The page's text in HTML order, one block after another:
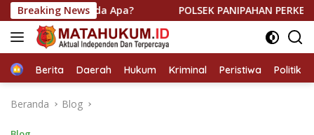
Langsung
ke
konten
Breaking News
Ada Apa? POLSEK PANIPAHAN PERKETAT KRYD
HomeBerita Daerah Hukum Kriminal Peristiwa Politik
Beranda Blog